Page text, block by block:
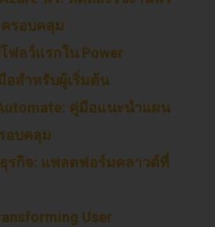
รอบคลุม
ฟลว์แรกใน Power
อสำหรับผู้เริ่มต้น
คู่มือแนะนำแผน
อบคลุม
รกิจ: แพลตฟอร์มคลาวด์ที่
User